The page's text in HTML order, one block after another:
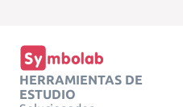
HERRAMIENTAS DE
ESTUDIO